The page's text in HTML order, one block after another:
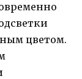
цветом.